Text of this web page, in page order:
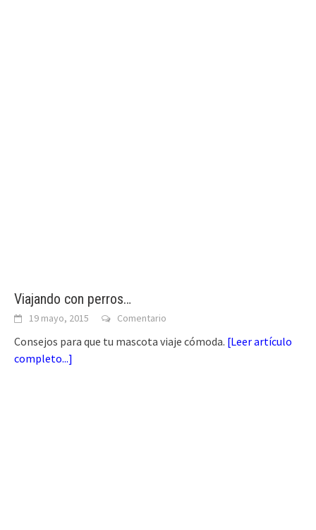
Viajando con perros…
19 mayo, 2015 Comentario
Consejos para que tu mascota viaje cómoda. [Leer artículo
completo...]